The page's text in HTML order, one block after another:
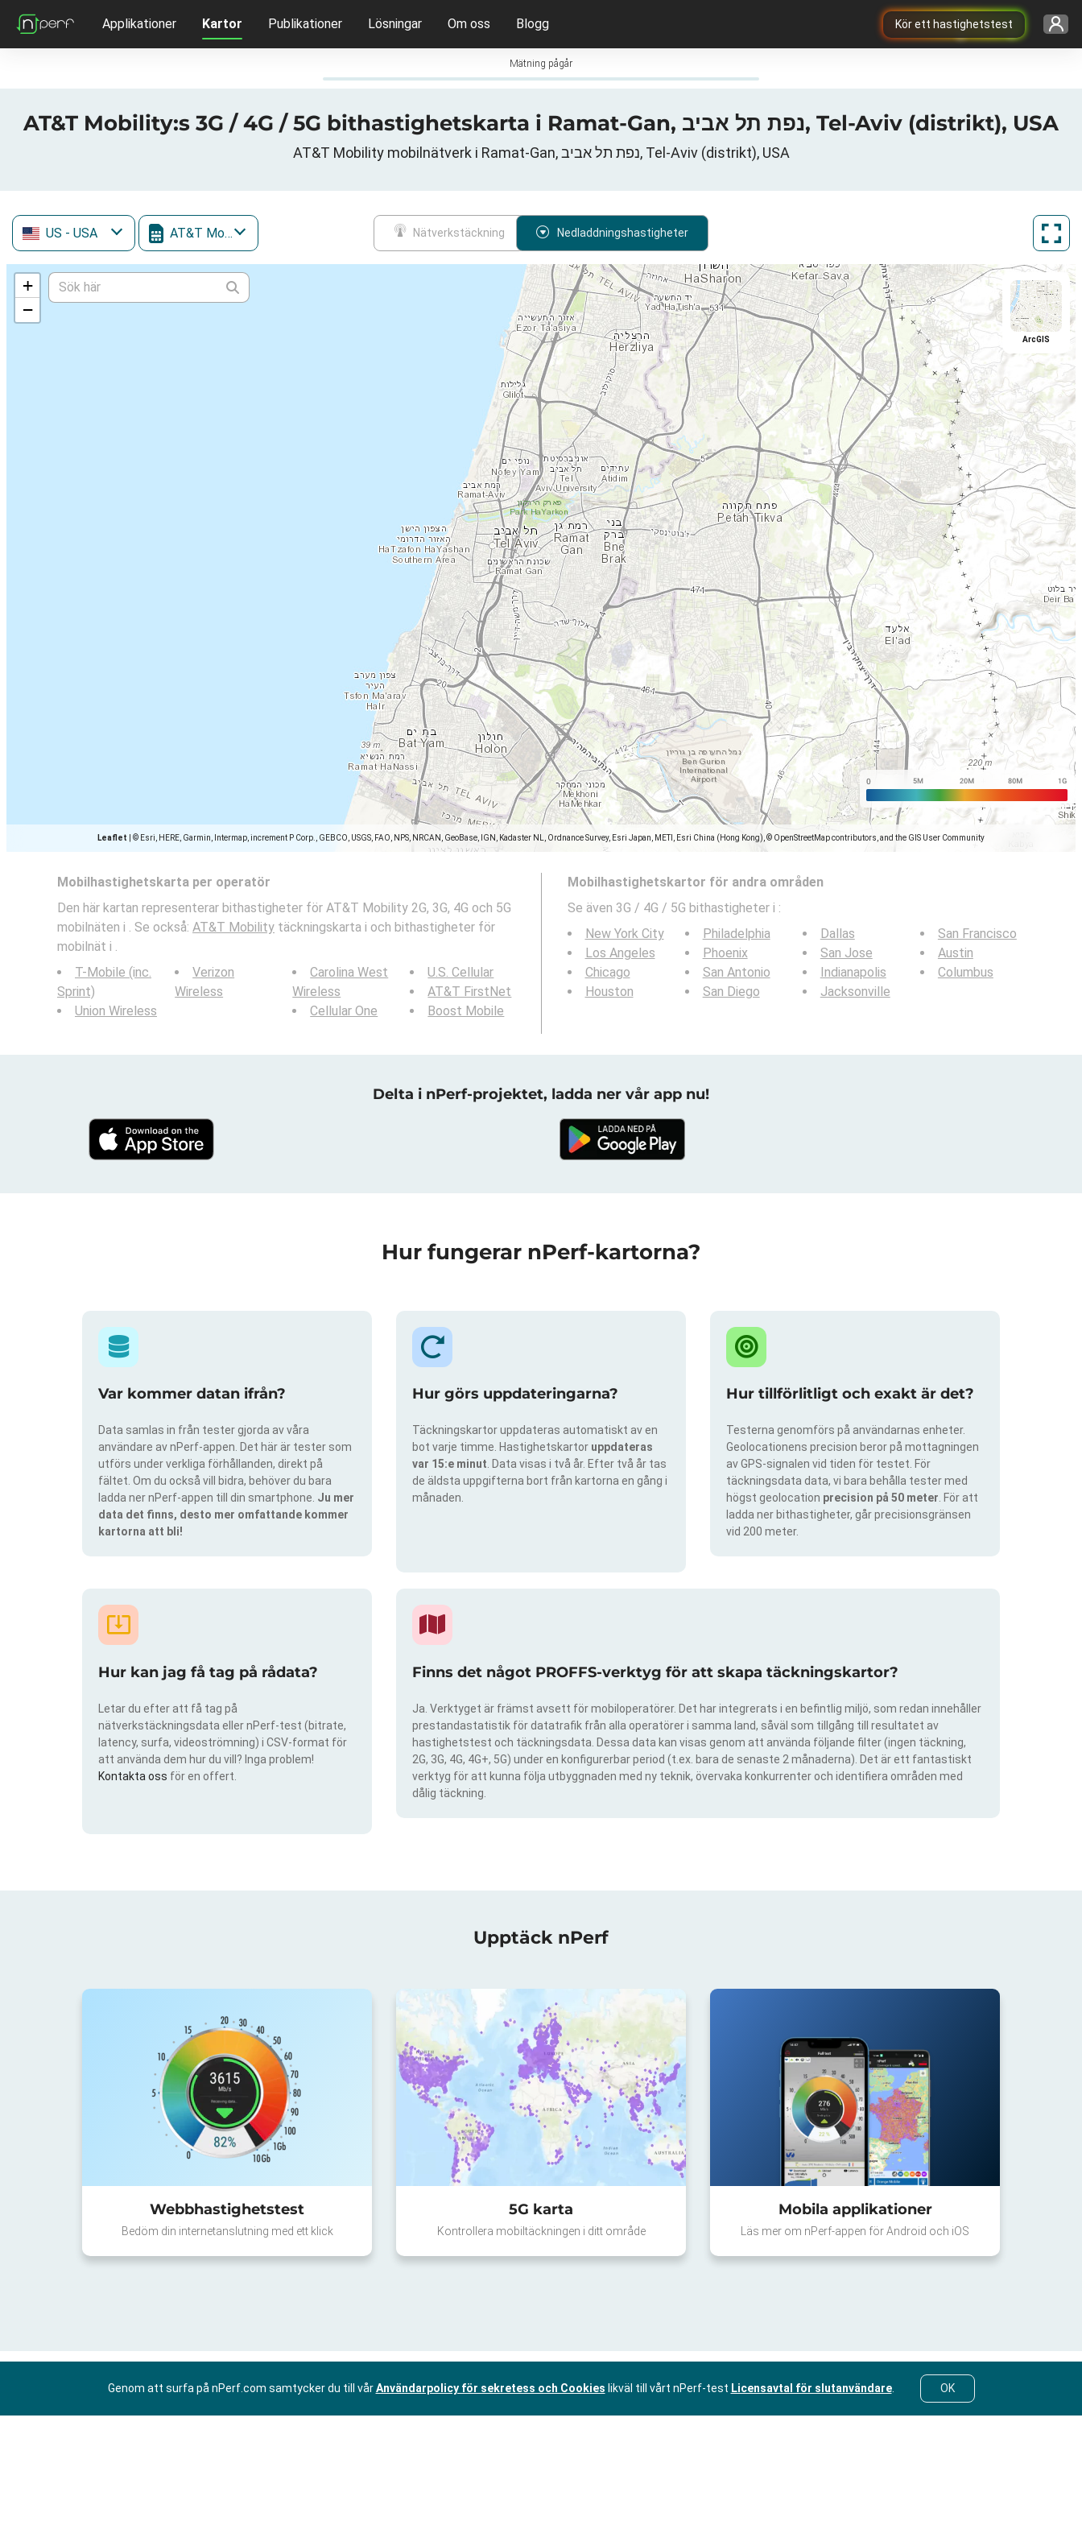
Kör ett hastighetstest
Applikationer Kartor Publikationer Lösningar Om oss Blogg
Mätning pågår
AT&T Mobility:s 3G / 4G / 5G bithastighetskarta i Ramat-Gan, נפת תל אביב, Tel-Aviv (distrikt), USA
AT&T Mobility mobilnätverk i Ramat-Gan, נפת תל אביב, Tel-Aviv (distrikt), USA
US - USA AT&T Mobility Nätverkstäckning Nedladdningshastigheter
+
−
Leaflet © Esri, HERE, Garmin, Intermap, increment P Corp., GEBCO, USGS, FAO, NPS, NRCAN, GeoBase, IGN, Kadaster NL, Ordnance Survey, Esri Japan, METI, Esri China (Hong Kong), © OpenStreetMap contributors, and the GIS User Community
ArcGIS
Mobilhastighetskarta per operatör
Den här kartan representerar bithastigheter för AT&T Mobility 2G, 3G, 4G och 5G
mobilnäten i . Se också: AT&T Mobility täckningskarta i och bithastigheter för
mobilnät i .
T-Mobile (inc.
Sprint)
Union Wireless
Verizon
Wireless
Carolina West
Wireless
Cellular One
U.S. Cellular
AT&T FirstNet
Boost Mobile
Mobilhastighetskartor för andra områden
Se även 3G / 4G / 5G bithastigheter i :
New York City
Los Angeles
Chicago
Houston
Philadelphia
Phoenix
San Antonio
San Diego
Dallas
San Jose
Indianapolis
Jacksonville
San Francisco
Austin
Columbus
Delta i nPerf-projektet, ladda ner vår app nu!
Hur fungerar nPerf-kartorna?
Var kommer datan ifrån?
Data samlas in från tester gjorda av våra
användare av nPerf-appen. Det här är tester som
utförs under verkliga förhållanden, direkt på
fältet. Om du också vill bidra, behöver du bara
ladda ner nPerf-appen till din smartphone. Ju mer
data det finns, desto mer omfattande kommer
kartorna att bli!
Hur görs uppdateringarna?
Täckningskartor uppdateras automatiskt av en
bot varje timme. Hastighetskartor uppdateras
var 15:e minut . Data visas i två år. Efter två år tas
de äldsta uppgifterna bort från kartorna en gång i
månaden.
Hur tillförlitligt och exakt är det?
Testerna genomförs på användarnas enheter.
Geolocationens precision beror på mottagningen
av GPS-signalen vid tiden för testet. För
täckningsdata data, vi bara behålla tester med
högst geolocation precision på 50 meter . För att
ladda ner bithastigheter, går precisionsgränsen
vid 200 meter.
Hur kan jag få tag på rådata?
Letar du efter att få tag på
nätverkstäckningsdata eller nPerf-test (bitrate,
latency, surfa, videoströmning) i CSV-format för
att använda dem hur du vill? Inga problem!
Kontakta oss för en offert.
Finns det något PROFFS-verktyg för att skapa täckningskartor?
Ja. Verktyget är främst avsett för mobiloperatörer. Det har integrerats i en befintlig miljö, som redan innehåller
prestandastatistik för datatrafik från alla operatörer i samma land, såväl som tillgång till resultatet av
hastighetstest och täckningsdata. Dessa data kan visas genom att använda följande filter (ingen täckning,
2G, 3G, 4G, 4G+, 5G) under en konfigurerbar period (t.ex. bara de senaste 2 månaderna). Det är ett fantastiskt
verktyg för att kunna följa utbyggnaden med ny teknik, övervaka konkurrenter och identifiera områden med
dålig täckning.
Upptäck nPerf
Webbhastighetstest
Bedöm din internetanslutning med ett klick
5G karta
Kontrollera mobiltäckningen i ditt område
Mobila applikationer
Läs mer om nPerf-appen för Android och iOS
Genom att surfa på nPerf.com samtycker du till vårAnvändarpolicy för sekretess och Cookies likväl till vårt nPerf-test Licensavtal för slutanvändare. OK